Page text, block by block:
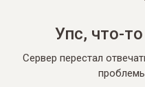
Упс, что-
Сервер перестал